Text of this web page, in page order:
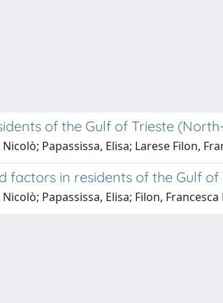
of the Gulf of Trieste
Papassissa, Elisa; Larese Filon,
in residents of the Gulf of
Papassissa, Elisa; Filon,